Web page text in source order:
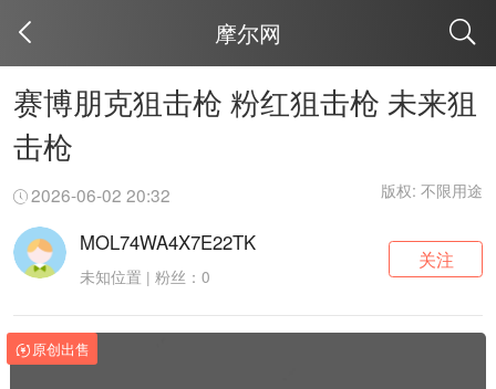
摩尔网
赛博朋克狙击枪 粉红狙击枪 未来狙
击枪
2026-06-02 20:32 版权: 不限用途
MOL74WA4X7E22TK
未知位置 | 粉丝：0
关注
原创出售
取消